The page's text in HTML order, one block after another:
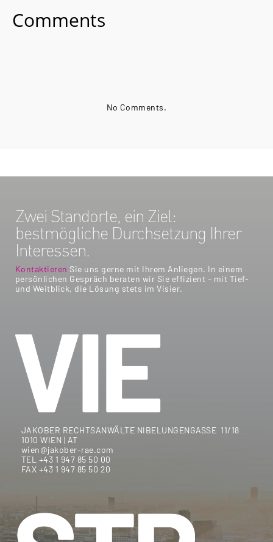
Comments
No Comments.
Zwei Standorte, ein Ziel:
bestmögliche Durchsetzung Ihrer
Interessen.
Kontaktieren Sie uns gerne mit Ihrem Anliegen. In einem
persönlichen Gespräch beraten wir Sie effizient – mit Tief-
und Weitblick, die Lösung stets im Visier.
JAKOBER RECHTSANWÄLTE NIBELUNGENGASSE 11/18
1010 WIEN | AT
wien@jakober-rae.com
TEL +43 1 947 85 50 00
FAX +43 1 947 85 50 20